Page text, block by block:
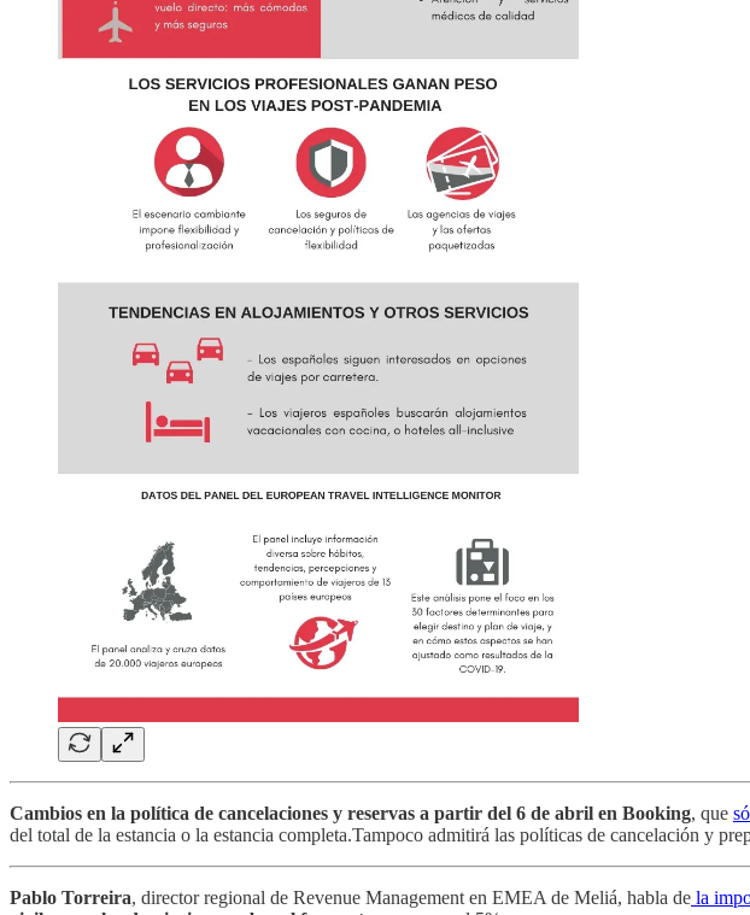
Cambios en la política de cancelaciones y reservas a partir del 6 de abril en Booking, que
del total de la estancia o la estancia completa.Tampoco admitirá las políticas de cancelación y
Pablo Torreira, director regional de Revenue Management en EMEA de Meliá, habla de la